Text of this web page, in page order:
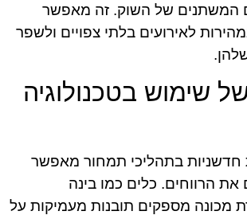
המשתנים של השוק. זה מאפשר
לאירועים בלתי צפויים ולשפר
שימוש בטכנולוגיה
חדשניות בתהליכי תמחור מאפשר
את הרווחים. כלים כמו בינה
מכונה מספקים תובנות מעמיקות על